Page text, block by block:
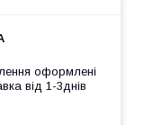
оформлені
від 1-3днів